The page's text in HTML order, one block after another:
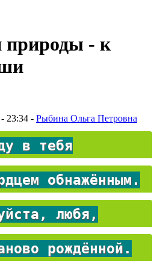
природы - к
23:34 - Рыбина Ольга Петровна
в тебя
обнажённым.
любя,
рождённой.